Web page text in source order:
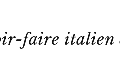
faire italien